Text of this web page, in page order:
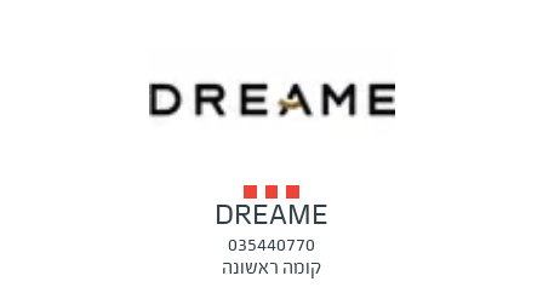
DREAME
035440770
קומה ראשונה